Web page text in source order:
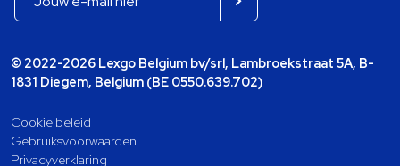
© 2022-2026 Lexgo Belgium bv/srl, Lambroekstraat 5A, B-
1831 Diegem, Belgium (BE 0550.639.702)
Cookie beleid
Gebruiksvoorwaarden
Privacyverklaring